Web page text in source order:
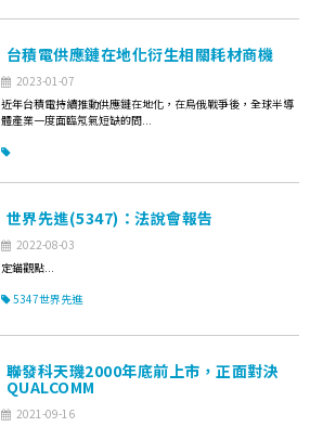
台積電供應鏈在地化衍生相關耗材商機
2023-01-07
近年台積電持續推動供應鏈在地化，在烏俄戰爭後，全球半導
體產業一度面臨氖氣短缺的問...
世界先進(5347)：法說會報告
2022-08-03
定錨觀點...
5347世界先進
聯發科天璣2000年底前上市，正面對決
QUALCOMM
2021-09-16